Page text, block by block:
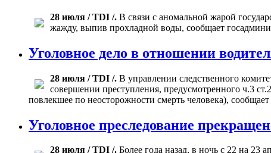
28 июля / TDI /. В связи с аномальной жарой
жажду, выпив прохладной воды, сообщает
Уголовное дело в отношении
28 июля / TDI /. В управлении следственного
совершении преступления, предусмотренного ч.3
повлекшее по неосторожности смерть человека),
Уголовное преследование
28 июля / TDI /. Более года назад, в ночь с 22 на